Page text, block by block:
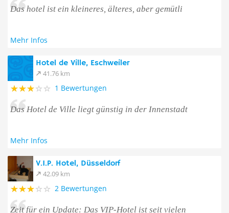
Das hotel ist ein kleineres, älteres, aber gemütli
Mehr Infos
Hotel de Ville, Eschweiler
41.76 km
1 Bewertungen
Das Hotel de Ville liegt günstig in der Innenstadt
Mehr Infos
V.I.P. Hotel, Düsseldorf
42.09 km
2 Bewertungen
Zeit für ein Update: Das VIP-Hotel ist seit vielen